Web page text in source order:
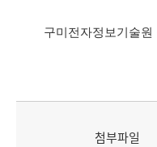
구미전자정보기술
첨부파일